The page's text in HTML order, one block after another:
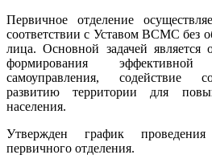
Первичное отделение
соответствии с Уставом ВСМС без
лица. Основной задачей является
формирования
самоуправления, содействие
развитию территории для
населения.
Утвержден график
первичного отделения.